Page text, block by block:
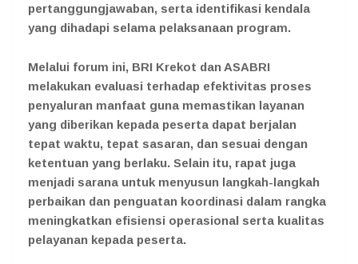
pertanggungjawaban, serta identifikasi kendala
yang dihadapi selama pelaksanaan program.
Melalui forum ini, BRI Krekot dan ASABRI
melakukan evaluasi terhadap efektivitas proses
penyaluran manfaat guna memastikan layanan
yang diberikan kepada peserta dapat berjalan
tepat waktu, tepat sasaran, dan sesuai dengan
ketentuan yang berlaku. Selain itu, rapat juga
menjadi sarana untuk menyusun langkah-langkah
perbaikan dan penguatan koordinasi dalam rangka
meningkatkan efisiensi operasional serta kualitas
pelayanan kepada peserta.